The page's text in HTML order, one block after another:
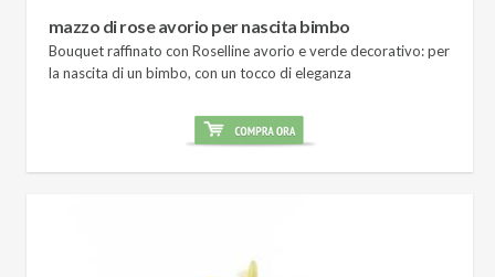
mazzo di rose avorio per nascita bimbo
Bouquet raffinato con Roselline avorio e verde decorativo: per
la nascita di un bimbo, con un tocco di eleganza